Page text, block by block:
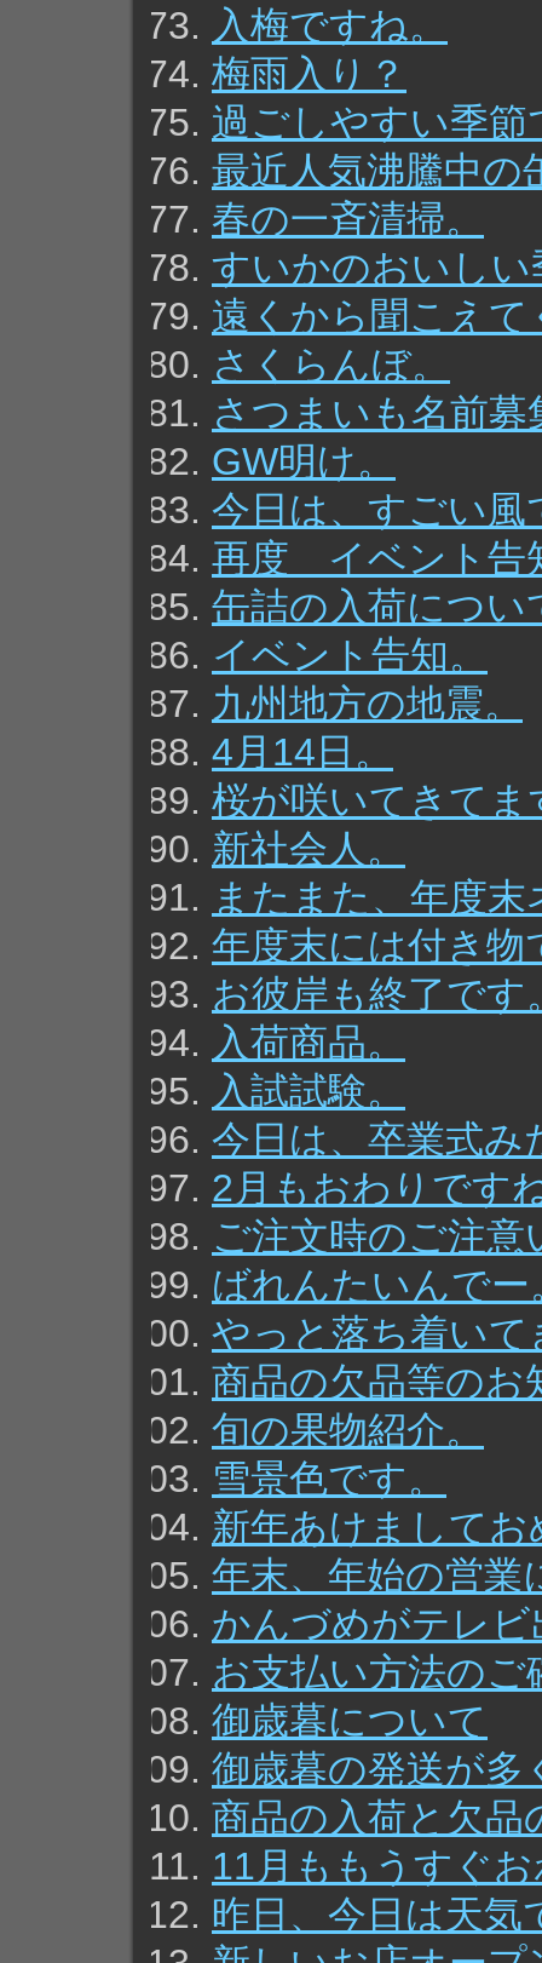
入梅ですね。
梅雨入り？
過ごしやすい季節
最近人気沸騰中の
春の一斉清掃。
すいかのおいしい
遠くから聞こえ
さくらんぼ。
さつまいも名前募
GW明け。
今日は、すごい風
再度 イベント告
缶詰の入荷につい
イベント告知。
九州地方の地震。
4月14日。
桜が咲いてきてま
新社会人。
またまた、年度
年度末には付き物
お彼岸も終了です
入荷商品。
入試試験。
今日は、卒業式み
2月もおわりです
ご注文時のご注意
ばれんたいんでー
やっと落ち着いて
商品の欠品等のお
旬の果物紹介。
雪景色です。
新年あけまして
年末、年始の営業
かんづめがテレ
お支払い方法のご
御歳暮について
御歳暮の発送が
商品の入荷と欠品
11月ももうすぐ
昨日、今日は天気